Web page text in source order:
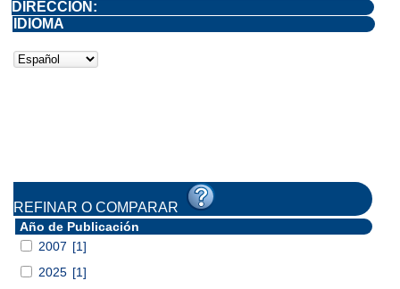
DIRECCIÓN:
IDIOMA
REFINAR O COMPARAR
Año de Publicación
2007 [1]
2025 [1]